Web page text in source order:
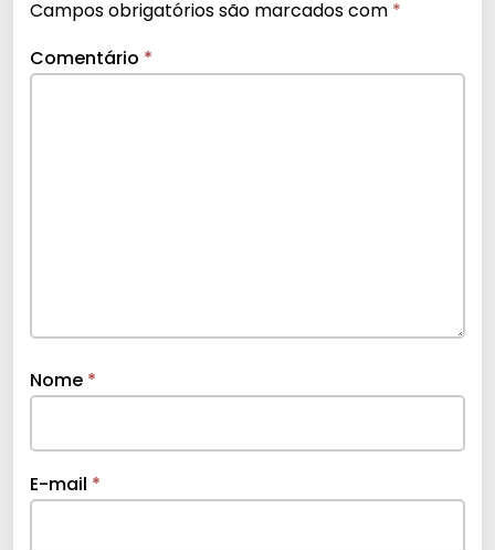
Campos obrigatórios são marcados com *
Comentário *
Nome *
E-mail *